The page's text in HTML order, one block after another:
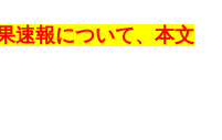
速報について、本文